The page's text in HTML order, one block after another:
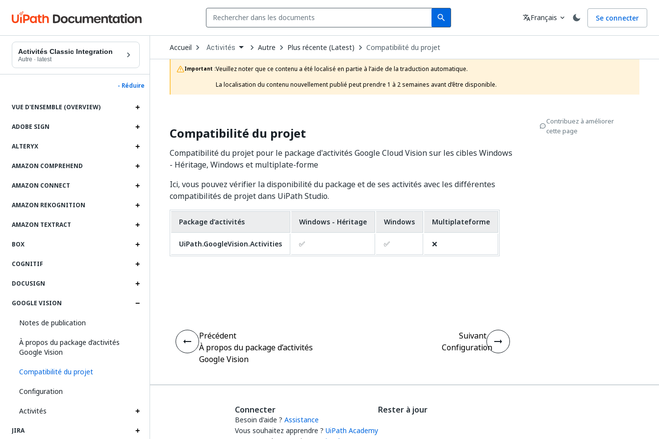
search
Search Langue
translateFrançais expand_more Se connecter
Activités Classic Integration
Autre · latest
- Réduire
VUE D'ENSEMBLE (OVERVIEW)
ADOBE SIGN
ALTERYX
AMAZON COMPREHEND
AMAZON CONNECT
AMAZON REKOGNITION
AMAZON TEXTRACT
BOX
COGNITIF
DOCUSIGN
GOOGLE VISION
Notes de publication
À propos du package d’activités
Google Vision
Compatibilité du projet
Configuration
Activités
JIRA
Accueil Open
Dropdown
to
choose
product
Activités Autre Plus récente (Latest) Compatibilité du projet
Important :Veuillez noter que ce contenu a été localisé en partie à l’aide de la traduction automatique.
La localisation du contenu nouvellement publié peut prendre 1 à 2 semaines avant d’être disponible.
Compatibilité du projet
Compatibilité du projet pour le package d'activités Google Cloud Vision sur les cibles Windows
- Héritage, Windows et multiplate-forme
Ici, vous pouvez vérifier la disponibilité du package et de ses activités avec les différentes
compatibilités de projet dans UiPath Studio.
Package d’activités Windows - Héritage Windows Multiplateforme
UiPath.GoogleVision.Activities ✅ ✅ ❌
Contribuez à améliorer
cette page
Précédent
À propos du package d’activités
Google Vision
Suivant
Configuration
Connecter
Besoin d'aide ? Assistance
Vous souhaitez apprendre ? UiPath Academy
Rester à jour